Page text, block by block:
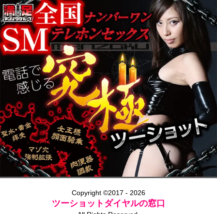
Copyright ©2017 - 2026
ツーショットダイヤルの窓口